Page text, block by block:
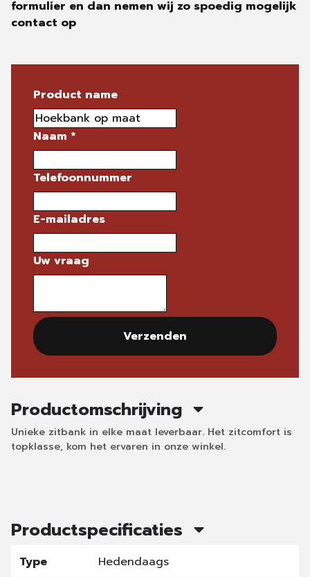
formulier en dan nemen wij zo spoedig mogelijk
contact op
Product name
Naam *
Telefoonnummer
E-mailadres
Uw vraag
Verzenden
Productomschrijving
Unieke zitbank in elke maat leverbaar. Het zitcomfort is
topklasse, kom het ervaren in onze winkel.
Productspecificaties
Type
Hedendaags